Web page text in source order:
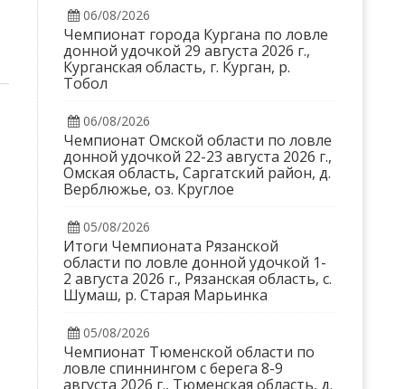
06/08/2026
Чемпионат города Кургана по ловле
донной удочкой 29 августа 2026 г.,
Курганская область, г. Курган, р.
Тобол
06/08/2026
Чемпионат Омской области по ловле
донной удочкой 22-23 августа 2026 г.,
Омская область, Саргатский район, д.
Верблюжье, оз. Круглое
05/08/2026
Итоги Чемпионата Рязанской
области по ловле донной удочкой 1-
2 августа 2026 г., Рязанская область, с.
Шумаш, р. Старая Марьинка
05/08/2026
Чемпионат Тюменской области по
ловле спиннингом с берега 8-9
августа 2026 г., Тюменская область, д.